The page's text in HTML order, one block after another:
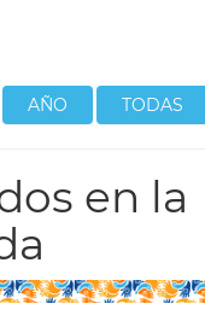
AÑO TODAS
en la